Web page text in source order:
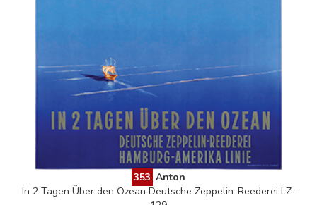
353 Anton
In 2 Tagen Über den Ozean Deutsche Zeppelin-Reederei LZ-